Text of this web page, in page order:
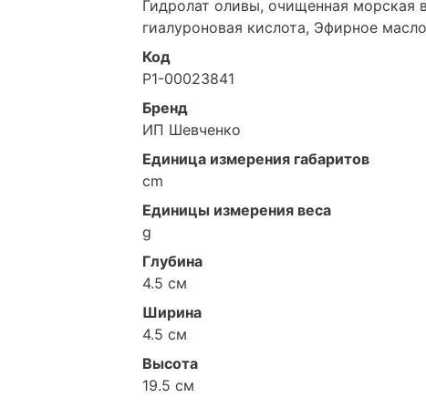
Гидролат оливы, очищенная морская
гиалуроновая кислота, Эфирное
Код
Р1-00023841
Бренд
ИП Шевченко
Единица измерения габаритов
cm
Единицы измерения веса
g
Глубина
4.5 см
Ширина
4.5 см
Высота
19.5 см